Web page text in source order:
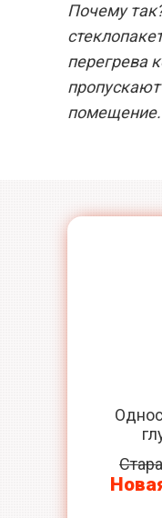
Почему
перегрева
помещение.